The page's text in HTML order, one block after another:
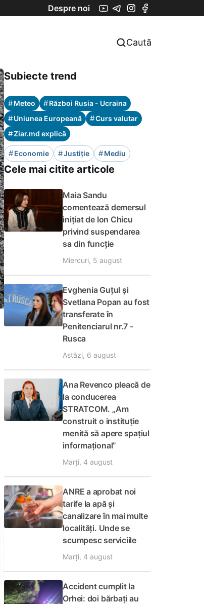
Despre noi
Caută
Subiecte trend
#Meteo #Război Rusia - Ucraina
#Uniunea Europeană #Curs valutar
#Ziar.md explică
#Economie #Justiție #Mediu
Cele mai citite articole
Maia Sandu
comentează demersul
inițiat de Ion Chicu
privind suspendarea
sa din funcție
Miercuri, 5 august
Evghenia Guțul și
Svetlana Popan au fost
transferate în
Penitenciarul nr.7 -
Rusca
Astăzi, 6 august
Ana Revenco pleacă de
la conducerea
STRATCOM. „Am
construit o instituție
menită să apere spațiul
informațional”
Marți, 4 august
ANRE a aprobat noi
tarife la apă și
canalizare în mai multe
localități. Unde se
scumpesc serviciile
Marți, 4 august
Accident cumplit la
Orhei: doi bărbați au